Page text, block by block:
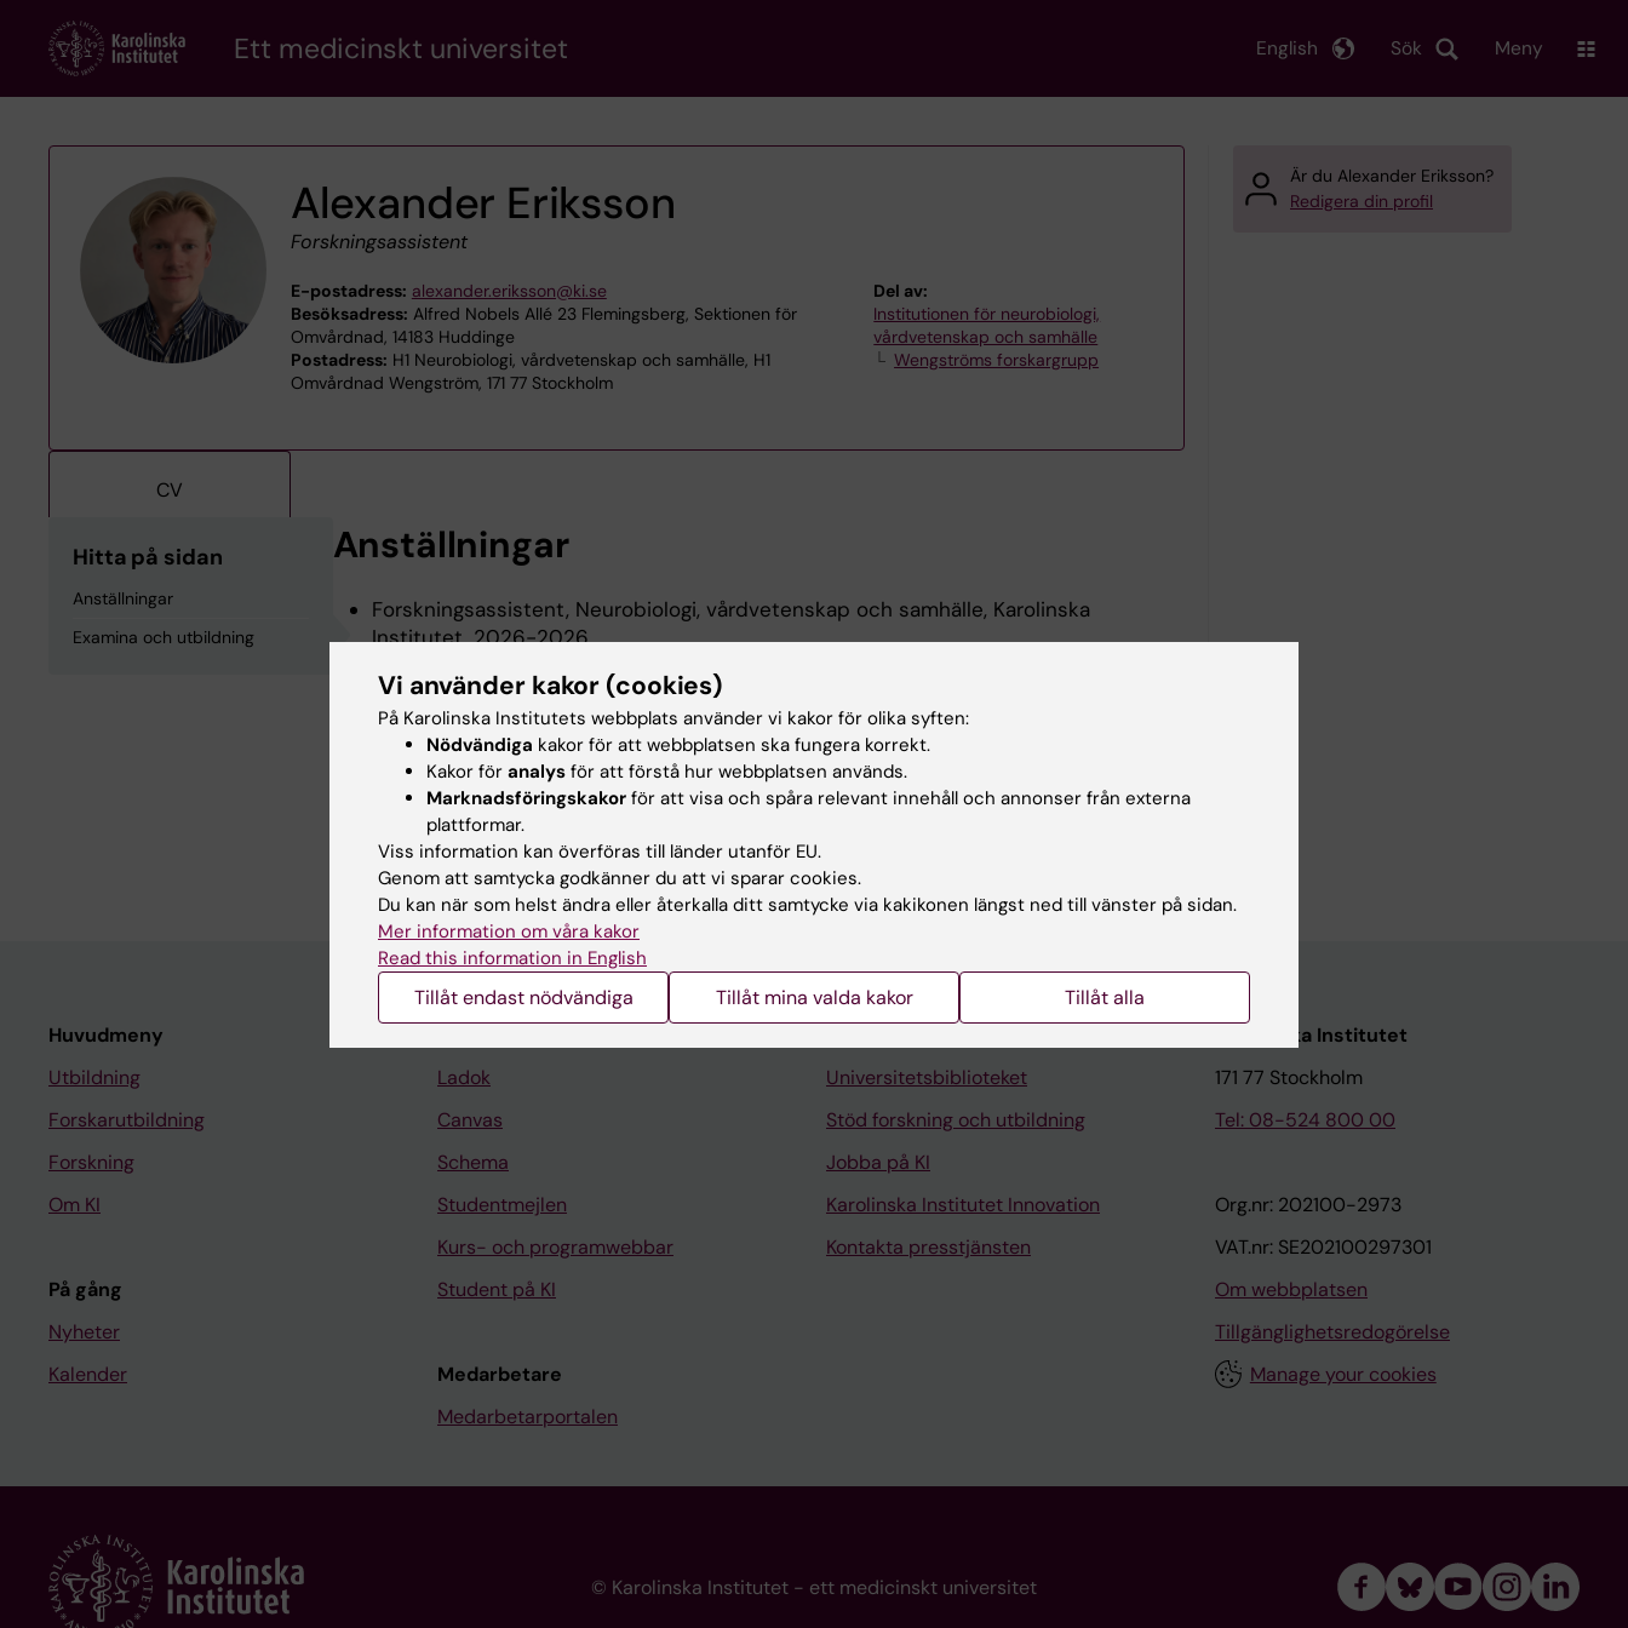
content
Ett medicinskt universitet Sök
English Meny
Alexander Eriksson
Forskningsassistent
E-postadress: alexander.eriksson@ki.se
Besöksadress: Alfred Nobels Allé 23 Flemingsberg, Sektionen för
Omvårdnad, 14183 Huddinge
Postadress: H1 Neurobiologi, vårdvetenskap och samhälle, H1
Omvårdnad Wengström, 171 77 Stockholm
Del av:
Institutionen för neurobiologi,
vårdvetenskap och samhälle
Wengströms forskargrupp
CV
Hitta på sidan
Anställningar
Examina och utbildning
Anställningar
Forskningsassistent, Neurobiologi, vårdvetenskap och samhälle, Karolinska
Institutet, 2026-2026
Examina och utbildning
Master of Science - Public Health Sciences, Public Health Sciences, Stockholms
universitet, 2023
Bachelor of Science - Sport science, Sport science, Linnéuniversitetet, 2019
Är du Alexander Eriksson?
Redigera din profil
Huvudmeny
Utbildning
Forskarutbildning
Forskning
Om KI
På gång
Nyheter
Kalender
Ladok
Canvas
Schema
Studentmejlen
Kurs- och programwebbar
Student på KI
Medarbetare
Medarbetarportalen
Universitetsbiblioteket
Stöd forskning och utbildning
Jobba på KI
Karolinska Institutet Innovation
Kontakta presstjänsten
Karolinska Institutet
171 77 Stockholm
Tel: 08-524 800 00
Org.nr: 202100-2973
VAT.nr: SE202100297301
Om webbplatsen
Tillgänglighetsredogörelse
Manage your cookies
© Karolinska Institutet - ett medicinskt universitet
Vi använder kakor (cookies)
På Karolinska Institutets webbplats använder vi kakor för olika syften:
Nödvändiga kakor för att webbplatsen ska fungera korrekt.
Kakor för analys för att förstå hur webbplatsen används.
Marknadsföringskakor för att visa och spåra relevant innehåll och annonser från externa
plattformar.
Viss information kan överföras till länder utanför EU.
Genom att samtycka godkänner du att vi sparar cookies.
Du kan när som helst ändra eller återkalla ditt samtycke via kakikonen längst ned till vänster på sidan.
Mer information om våra kakor
Read this information in English
Tillåt endast nödvändiga Tillåt mina valda kakor Tillåt alla